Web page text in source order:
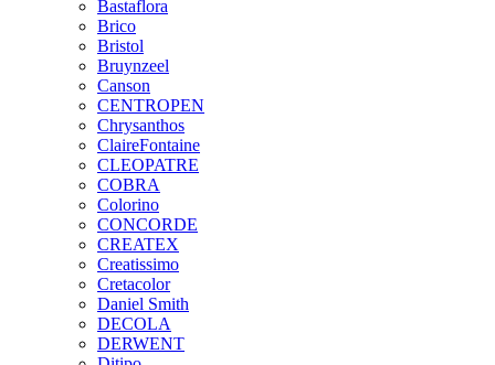
Bastaflora
Brico
Bristol
Bruynzeel
Canson
CENTROPEN
Chrysanthos
ClaireFontaine
CLEOPATRE
COBRA
Colorino
CONCORDE
CREATEX
Creatissimo
Cretacolor
Daniel Smith
DECOLA
DERWENT